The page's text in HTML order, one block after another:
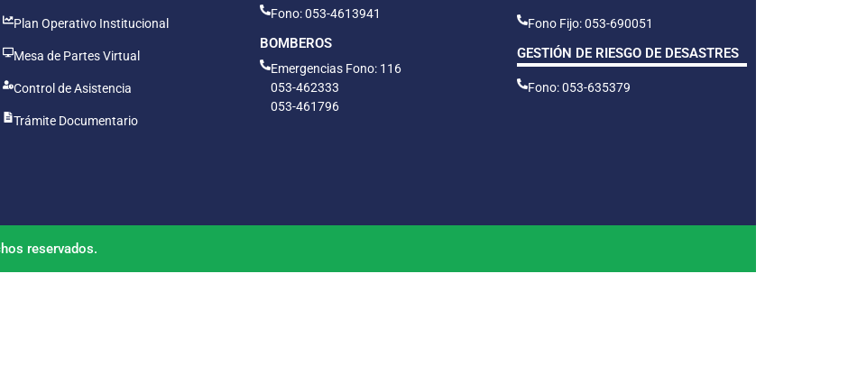
Plan Operativo Institucional
Mesa de Partes Virtual
Control de Asistencia
Trámite Documentario
Fono: 053-4613941
BOMBEROS
Emergencias Fono: 116
053-462333
053-461796
Fono Fijo: 053-690051
GESTIÓN DE RIESGO DE DESASTRES
Fono: 053-635379
reservados.